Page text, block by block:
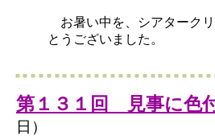
お暑い中を、シアターク
とうございました。
第１３１回 見事に色
日）